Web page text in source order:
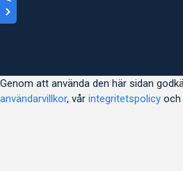
Genom att använda den här sidan
användarvillkor, vår integritetspolicy och